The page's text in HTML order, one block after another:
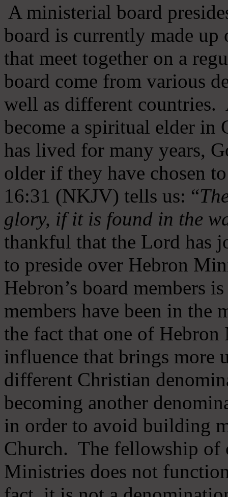
A ministerial board
board is currently made
that meet together on a
board come from various
well as different countries.
become a spiritual elder in
has lived for many years,
older if they have chosen
16:31 (NKJV) tells us: “
glory, if it is found in the
thankful that the Lord has
to preside over Hebron
Hebron’s board members
members have been in
the fact that one of
influence that brings more
different Christian
becoming another
in order to avoid building
Church. The fellowship of
Ministries does not